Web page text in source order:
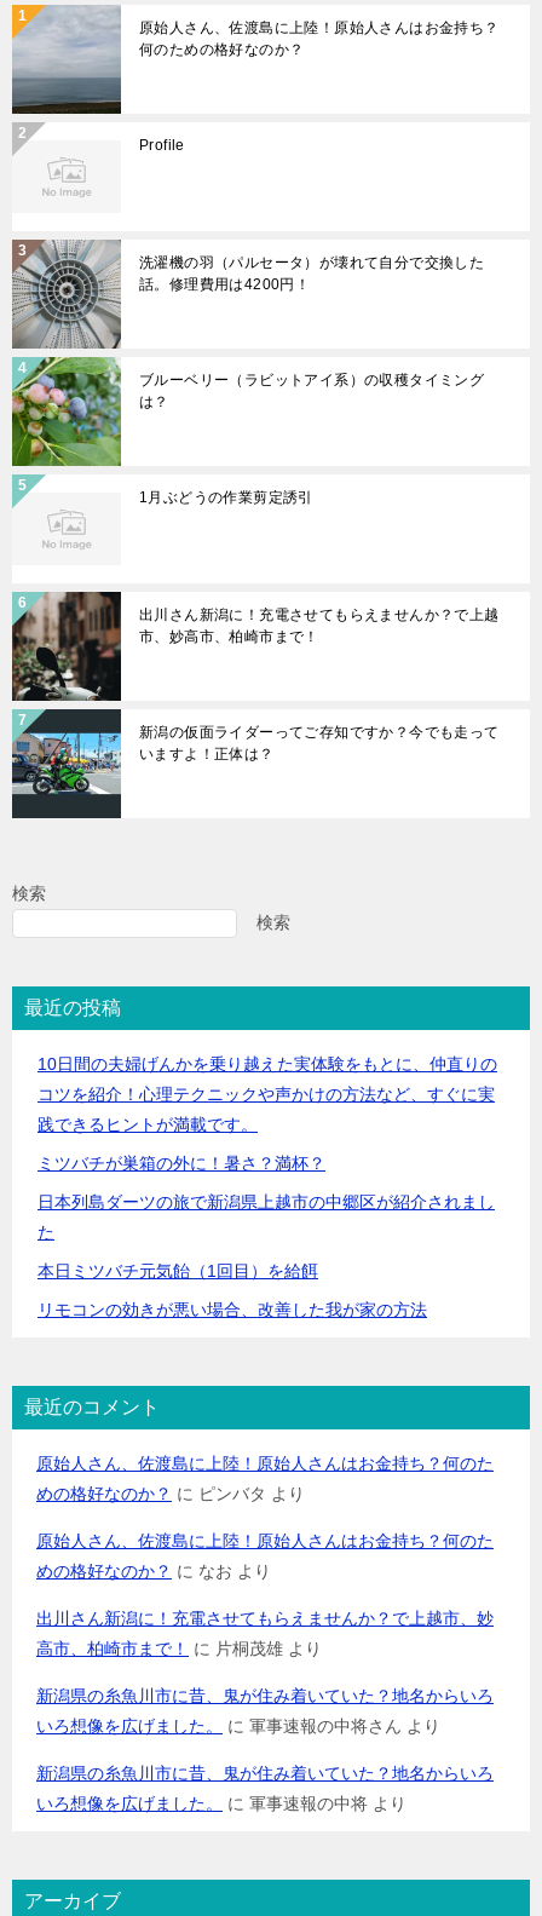
原始人さん、佐渡島に上陸！原始人さんはお金持ち？
何のための格好なのか？
Profile
洗濯機の羽（パルセータ）が壊れて自分で交換した
話。修理費用は4200円！
ブルーベリー（ラビットアイ系）の収穫タイミング
は？
1月ぶどうの作業剪定誘引
出川さん新潟に！充電させてもらえませんか？で上越
市、妙高市、柏崎市まで！
新潟の仮面ライダーってご存知ですか？今でも走って
いますよ！正体は？
検索
検索
最近の投稿
10日間の夫婦げんかを乗り越えた実体験をもとに、仲直りの
コツを紹介！心理テクニックや声かけの方法など、すぐに実
践できるヒントが満載です。
ミツバチが巣箱の外に！暑さ？満杯？
日本列島ダーツの旅で新潟県上越市の中郷区が紹介されまし
た
本日ミツバチ元気飴（1回目）を給餌
リモコンの効きが悪い場合、改善した我が家の方法
最近のコメント
原始人さん、佐渡島に上陸！原始人さんはお金持ち？何のた
めの格好なのか？ に ピンバタ より
原始人さん、佐渡島に上陸！原始人さんはお金持ち？何のた
めの格好なのか？ に なお より
出川さん新潟に！充電させてもらえませんか？で上越市、妙
高市、柏崎市まで！
に 片桐茂雄 より
新潟県の糸魚川市に昔、鬼が住み着いていた？地名からいろ
いろ想像を広げました。
に 軍事速報の中将さん より
新潟県の糸魚川市に昔、鬼が住み着いていた？地名からいろ
いろ想像を広げました。
に 軍事速報の中将 より
アーカイブ